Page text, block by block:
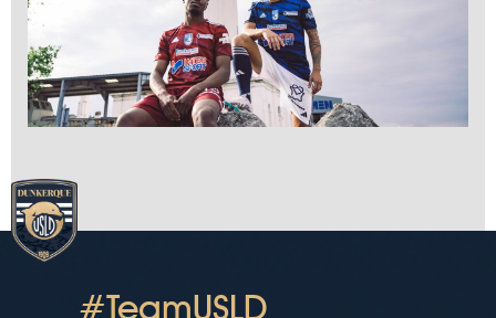
#TeamUSLD